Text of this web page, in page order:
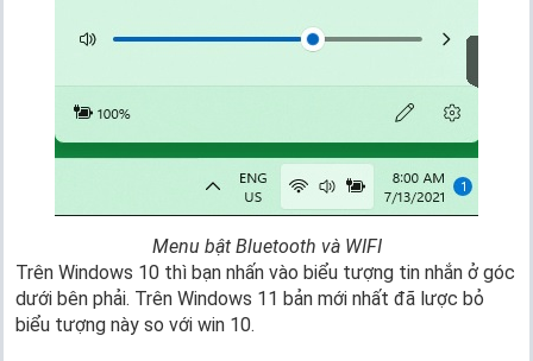
Menu bật Bluetooth và WIFI
Trên Windows 10 thì bạn nhấn vào biểu tượng tin nhắn ở góc
dưới bên phải. Trên Windows 11 bản mới nhất đã lược bỏ
biểu tượng này so với win 10.